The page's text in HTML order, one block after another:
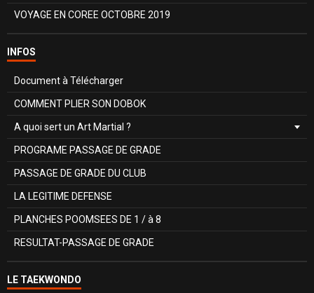
VOYAGE EN COREE OCTOBRE 2019
INFOS
Document à Télécharger
COMMENT PLIER SON DOBOK
A quoi sert un Art Martial ?
PROGRAME PASSAGE DE GRADE
PASSAGE DE GRADE DU CLUB
LA LEGITIME DEFENSE
PLANCHES POOMSEES DE 1 / à 8
RESULTAT-PASSAGE DE GRADE
LE TAEKWONDO